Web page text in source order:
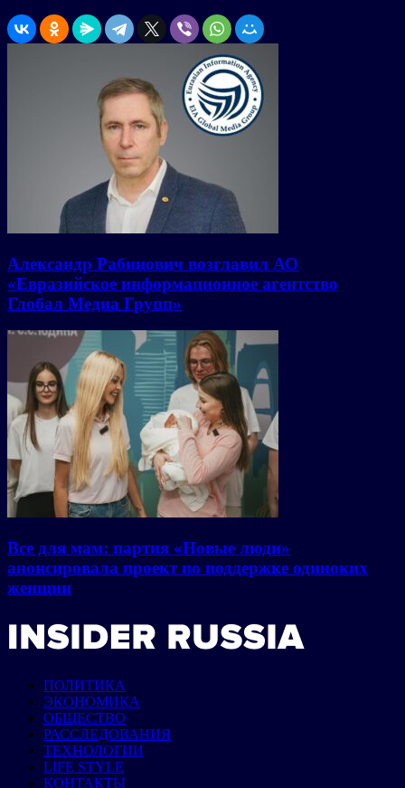
Александр Рабинович возглавил АО
«Евразийское информационное агентство
Глобал Медиа Групп»
Все для мам: партия «Новые люди»
анонсировала проект по поддержке одиноких
женщин
ПОЛИТИКА
ЭКОНОМИКА
ОБЩЕСТВО
РАССЛЕДОВАНИЯ
ТЕХНОЛОГИИ
LIFE STYLE
КОНТАКТЫ